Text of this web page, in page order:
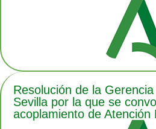
Resolución de la
Sevilla por la que se
acoplamiento de Atención